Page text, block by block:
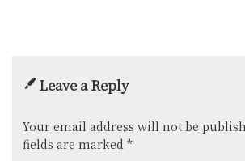
Leave a Reply
Your email address will not be
fields are marked *